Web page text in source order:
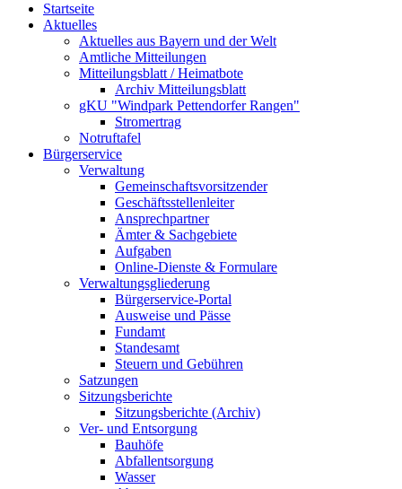
Startseite
Aktuelles
Aktuelles aus Bayern und der Welt
Amtliche Mitteilungen
Mitteilungsblatt / Heimatbote
Archiv Mitteilungsblatt
gKU "Windpark Pettendorfer Rangen"
Stromertrag
Notruftafel
Bürgerservice
Verwaltung
Gemeinschaftsvorsitzender
Geschäftsstellenleiter
Ansprechpartner
Ämter & Sachgebiete
Aufgaben
Online-Dienste & Formulare
Verwaltungsgliederung
Bürgerservice-Portal
Ausweise und Pässe
Fundamt
Standesamt
Steuern und Gebühren
Satzungen
Sitzungsberichte
Sitzungsberichte (Archiv)
Ver- und Entsorgung
Bauhöfe
Abfallentsorgung
Wasser